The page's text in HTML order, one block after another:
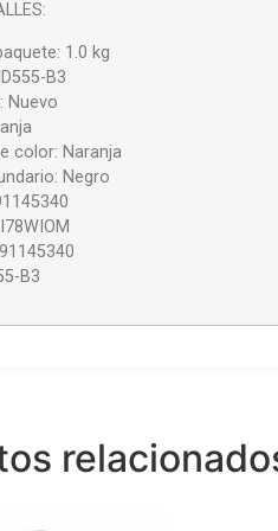
1.0 kg
B3
Nuevo
color: Naranja
Negro
B3